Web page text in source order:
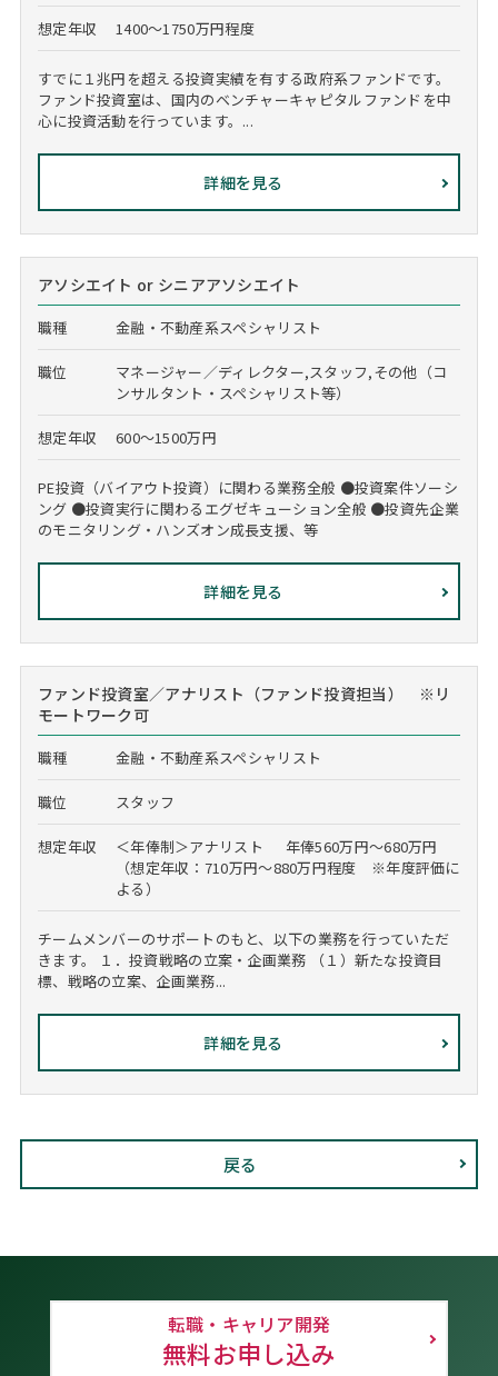
想定年収 1400～1750万円程度
すでに１兆円を超える投資実績を有する政府系ファンドです。
ファンド投資室は、国内のベンチャーキャピタルファンドを中
心に投資活動を行っています。...
詳細を見る
アソシエイト or シニアアソシエイト
職種 金融・不動産系スペシャリスト
職位
マネージャー／ディレクター,スタッフ,その他（コ
ンサルタント・スペシャリスト等）
想定年収 600～1500万円
PE投資（バイアウト投資）に関わる業務全般 ●投資案件ソーシ
ング ●投資実行に関わるエグゼキューション全般 ●投資先企業
のモニタリング・ハンズオン成長支援、等
詳細を見る
ファンド投資室／アナリスト（ファンド投資担当） ※リ
モートワーク可
職種 金融・不動産系スペシャリスト
職位 スタッフ
想定年収
＜年俸制＞アナリスト 年俸560万円～680万円
（想定年収：710万円～880万円程度 ※年度評価に
よる）
チームメンバーのサポートのもと、以下の業務を行っていただ
きます。 １．投資戦略の立案・企画業務 （１）新たな投資目
標、戦略の立案、企画業務...
詳細を見る
戻る
転職・キャリア開発
無料お申し込み